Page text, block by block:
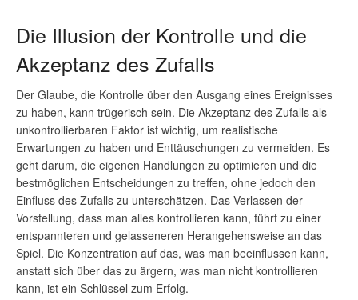
Die Illusion der Kontrolle und die
Akzeptanz des Zufalls
Der Glaube, die Kontrolle über den Ausgang eines Ereignisses
zu haben, kann trügerisch sein. Die Akzeptanz des Zufalls als
unkontrollierbaren Faktor ist wichtig, um realistische
Erwartungen zu haben und Enttäuschungen zu vermeiden. Es
geht darum, die eigenen Handlungen zu optimieren und die
bestmöglichen Entscheidungen zu treffen, ohne jedoch den
Einfluss des Zufalls zu unterschätzen. Das Verlassen der
Vorstellung, dass man alles kontrollieren kann, führt zu einer
entspannteren und gelasseneren Herangehensweise an das
Spiel. Die Konzentration auf das, was man beeinflussen kann,
anstatt sich über das zu ärgern, was man nicht kontrollieren
kann, ist ein Schlüssel zum Erfolg.